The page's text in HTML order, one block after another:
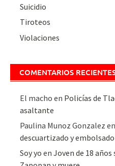
Suicidio
Tiroteos
Violaciones
COMENTARIOS
El macho en Policías de
asaltante
Paulina Munoz Gonzalez
descuartizado y
Soy yo enJoven de 18